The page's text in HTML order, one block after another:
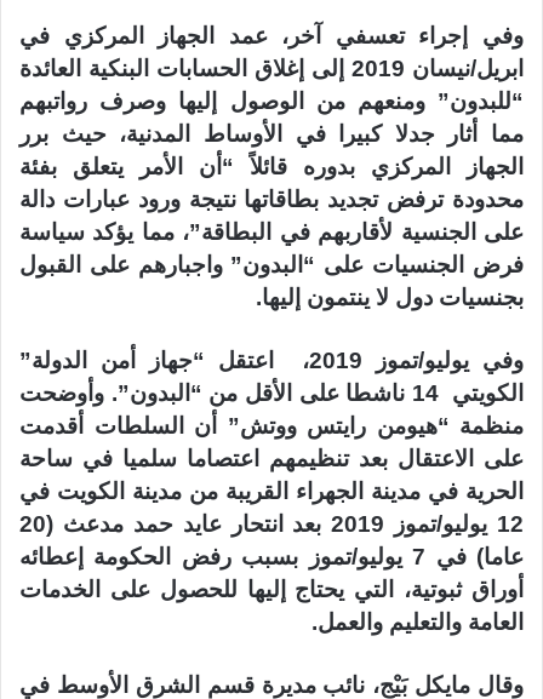
وفي إجراء تعسفي آخر، عمد الجهاز المركزي في
ابريل/نيسان 2019 إلى إغلاق الحسابات البنكية العائدة
“للبدون” ومنعهم من الوصول إليها وصرف رواتبهم
مما أثار جدلا كبيرا في الأوساط المدنية، حيث برر
الجهاز المركزي بدوره قائلاً “أن الأمر يتعلق بفئة
محدودة ترفض تجديد بطاقاتها نتيجة ورود عبارات دالة
على الجنسية لأقاربهم في البطاقة”، مما يؤكد سياسة
فرض الجنسيات على “البدون” واجبارهم على القبول
بجنسيات دول لا ينتمون إليها.
وفي يوليو/تموز 2019، اعتقل “جهاز أمن الدولة”
الكويتي 14 ناشطا على الأقل من “البدون”. وأوضحت
منظمة “هيومن رايتس ووتش” أن السلطات أقدمت
على الاعتقال بعد تنظيمهم اعتصاما سلميا في ساحة
الحرية في مدينة الجهراء القريبة من مدينة الكويت في
12 يوليو/تموز 2019 بعد انتحار عايد حمد مدعث (20
عاما) في 7 يوليو/تموز بسبب رفض الحكومة إعطائه
أوراق ثبوتية، التي يحتاج إليها للحصول على الخدمات
العامة والتعليم والعمل.
وقال مايكل بَيْج، نائب مديرة قسم الشرق الأوسط في